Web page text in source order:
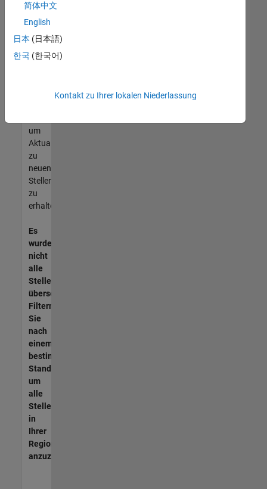
die
Ihren
entsprechen,
werden
unseres
um
Aktualisierungen
zu
neuen
Stellenangeboten
zu
erhalten.
Es
wurden
nicht
alle
Stellen
übersetzt.
Filtern
Sie
nach
einem
bestimmten
Standort,
um
alle
Stellenangebote
in
Ihrer
Region
anzuzeigen.
简体中文
English
日本 (日本語)
한국 (한국어)
Kontakt zu Ihrer lokalen Niederlassung